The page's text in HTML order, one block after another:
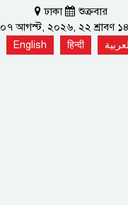
ঢাকা
শুক্রবার
০৭ আগস্ট, ২০২৬, ২২ শ্রাবণ
English हिन्दी